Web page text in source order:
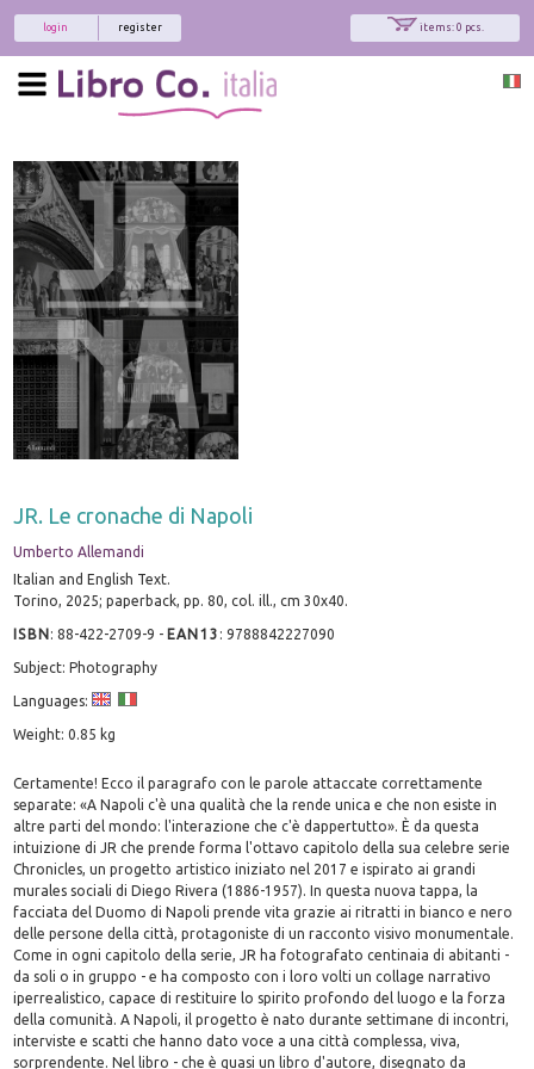
items: 0 pcs.
register
login
JR. Le cronache di Napoli
Umberto Allemandi
Italian and English Text.
Torino, 2025; paperback, pp. 80, col. ill., cm 30x40.
ISBN:88-422-2709-9 - EAN13 :9788842227090
Subject: Photography
Languages:
Weight: 0.85 kg
Certamente! Ecco il paragrafo con le parole attaccate correttamente
separate: «A Napoli c'è una qualità che la rende unica e che non esiste in
altre parti del mondo: l'interazione che c'è dappertutto». È da questa
intuizione di JR che prende forma l'ottavo capitolo della sua celebre serie
Chronicles, un progetto artistico iniziato nel 2017 e ispirato ai grandi
murales sociali di Diego Rivera (1886-1957). In questa nuova tappa, la
facciata del Duomo di Napoli prende vita grazie ai ritratti in bianco e nero
delle persone della città, protagoniste di un racconto visivo monumentale.
Come in ogni capitolo della serie, JR ha fotografato centinaia di abitanti -
da soli o in gruppo - e ha composto con i loro volti un collage narrativo
iperrealistico, capace di restituire lo spirito profondo del luogo e la forza
della comunità. A Napoli, il progetto è nato durante settimane di incontri,
interviste e scatti che hanno dato voce a una città complessa, viva,
sorprendente. Nel libro - che è quasi un libro d'autore, disegnato da